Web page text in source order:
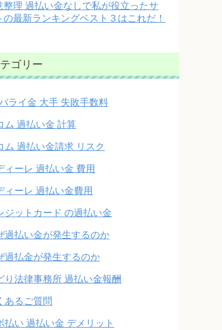
整理 過払い金なしで私が役立ったサ
の最新ランキングベスト３はこれだ！
ゴリー
ライ金 大手 失敗手数料
ム 過払い金 計算
ム 過払い金請求 リスク
ィーレ 過払い金 費用
ィーレ 過払い金費用
ジットカード の過払い金
過払い金が発生するのか
過払金が発生するのか
り法律事務所 過払い金報酬
あるご質問
払い 過払い金 デメリット